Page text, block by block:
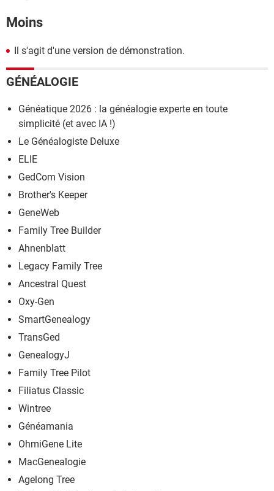
Moins
Il s'agit d'une version de démonstration.
GÉNÉALOGIE
Généatique 2026 : la généalogie experte en toute
simplicité (et avec IA !)
Le Généalogiste Deluxe
ELIE
GedCom Vision
Brother's Keeper
GeneWeb
Family Tree Builder
Ahnenblatt
Legacy Family Tree
Ancestral Quest
Oxy-Gen
SmartGenealogy
TransGed
GenealogyJ
Family Tree Pilot
Filiatus Classic
Wintree
Généamania
OhmiGene Lite
MacGenealogie
Agelong Tree